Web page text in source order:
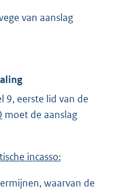
van aanslag
9, eerste lid van de
moet de aanslag
incasso:
waarvan de